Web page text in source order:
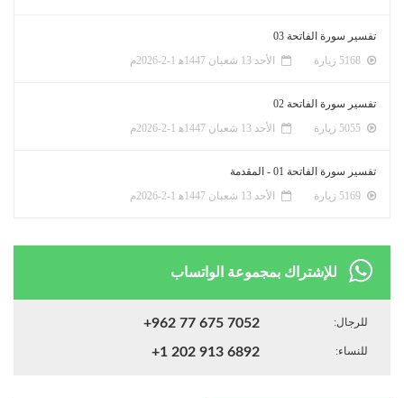
تفسير سورة الفاتحة 03
الأحد 13 شعبان 1447ﻫ 1-2-2026م
تفسير سورة الفاتحة 02
الأحد 13 شعبان 1447ﻫ 1-2-2026م
تفسير سورة الفاتحة 01 - المقدمة
الأحد 13 شعبان 1447ﻫ 1-2-2026م
للإشتراك بمجموعة الواتساب
للرجال: +962 77 675 7052
للنساء: +1 202 913 6892